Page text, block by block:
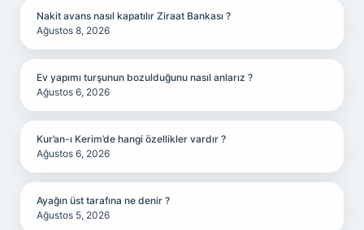
Nakit avans nasıl kapatılır Ziraat Bankası ?
Ağustos 8, 2026
Ev yapımı turşunun bozulduğunu nasıl anlarız ?
Ağustos 6, 2026
Kur’an-ı Kerim’de hangi özellikler vardır ?
Ağustos 6, 2026
Ayağın üst tarafına ne denir ?
Ağustos 5, 2026